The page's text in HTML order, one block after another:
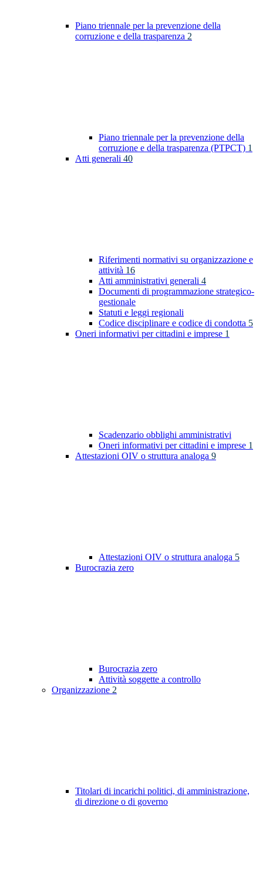
Piano triennale per la prevenzione della
corruzione e della trasparenza 2
Piano triennale per la prevenzione della
corruzione e della trasparenza (PTPCT) 1
Atti generali 40
Riferimenti normativi su organizzazione e
attività 16
Atti amministrativi generali 4
Documenti di programmazione strategico-
gestionale
Statuti e leggi regionali
Codice disciplinare e codice di condotta 5
Oneri informativi per cittadini e imprese 1
Scadenzario obblighi amministrativi
Oneri informativi per cittadini e imprese 1
Attestazioni OIV o struttura analoga 9
Attestazioni OIV o struttura analoga 5
Burocrazia zero
Burocrazia zero
Attività soggette a controllo
Organizzazione 2
Titolari di incarichi politici, di amministrazione,
di direzione o di governo